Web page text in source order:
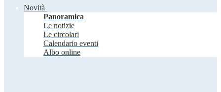
Novità
Panoramica
Le notizie
Le circolari
Calendario eventi
Albo online